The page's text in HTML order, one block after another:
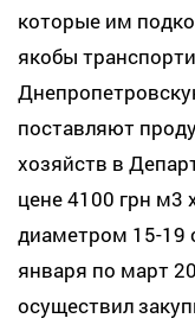
которые им
якобы
поставляют
хозяйств в
цене 4100 грн м3
диаметром 15-19
января по март
осуществил